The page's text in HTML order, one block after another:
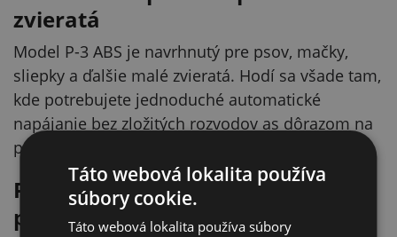
zvieratá
Model P-3 ABS je navrhnutý pre psov, mačky,
sliepky a ďalšie malé zvieratá. Hodí sa všade tam,
kde potrebujete jednoduché automatické
napájanie bez zložitých rozvodov as dôrazom na
priebežnú dostupnosť vody počas dňa.
Praktické riešenie aj do menších
priestorov
Táto webová lokalita používa
súbory cookie.
Táto webová lokalita používa súbory